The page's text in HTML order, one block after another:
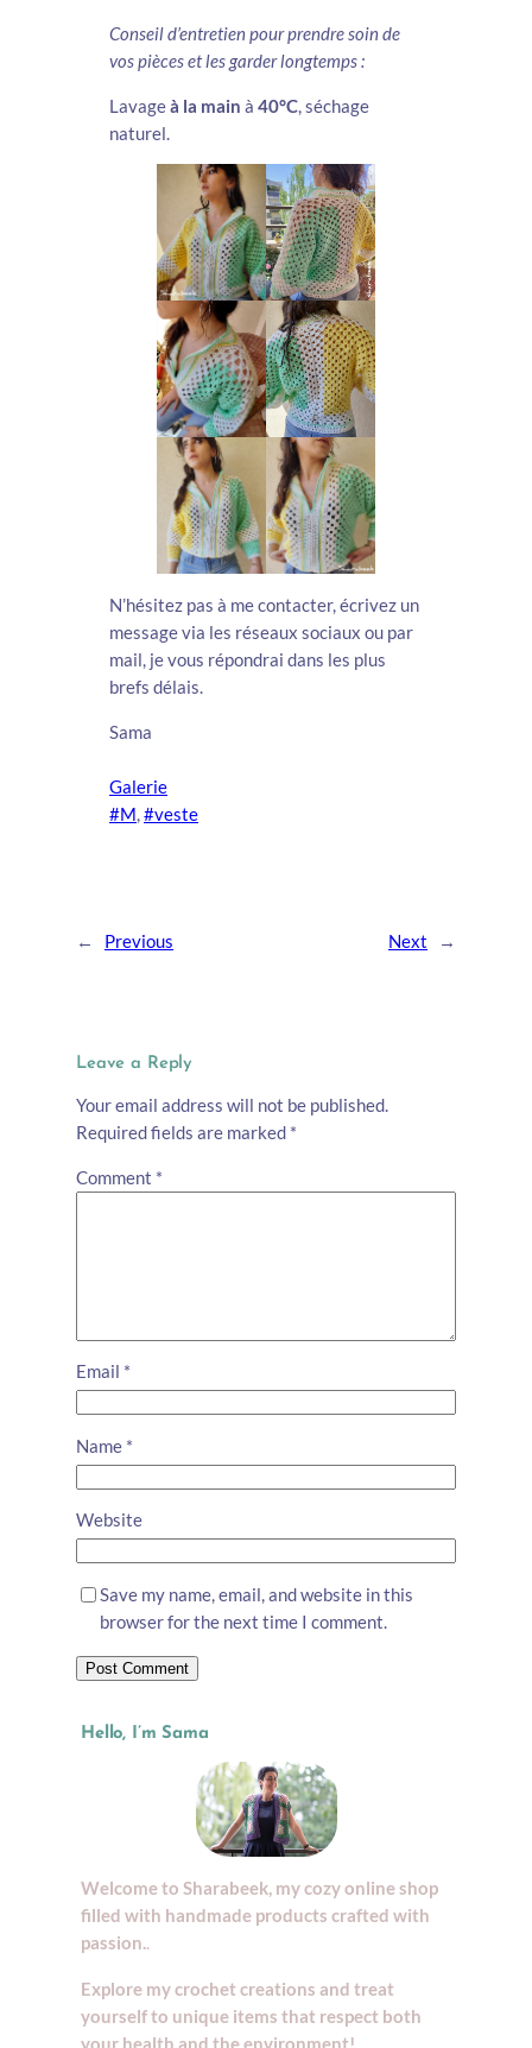
Conseil d’entretien pour prendre soin de
vos pièces et les garder longtemps :
Lavageà la main à 40°C , séchage
naturel.
N’hésitez pas à me contacter, écrivez un
message via les réseaux sociaux ou par
mail, je vous répondrai dans les plus
brefs délais.
Sama
Galerie
#M, #veste
← Previous Next →
Leave a Reply
Your email address will not be published.
Required fields are marked *
Comment *
Email *
Name *
Website
Save my name, email, and website in this
browser for the next time I comment.
Hello, I’m Sama
Welcome to Sharabeek, my cozy online shop
filled with handmade products crafted with
passion..
Explore my crochet creations and treat
yourself to unique items that respect both
your health and the environment!